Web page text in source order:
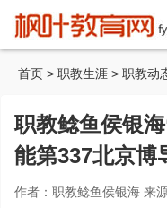
首页 > 职教生涯 > 职教动
职教鲶鱼侯银
能第337北京博
作者：职教鲶鱼侯银海 来